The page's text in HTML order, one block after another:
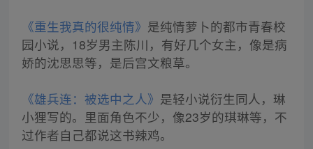
《重生我真的很纯情》 是纯情萝卜的都市青春校
园小说，18岁男主陈川，有好几个女主，像是病
娇的沈思思等，是后宫文粮草。
《雄兵连：被选中之人》 是轻小说衍生同人，琳
小狸写的。里面角色不少，像23岁的琪琳等，不
过作者自己都说这书辣鸡。